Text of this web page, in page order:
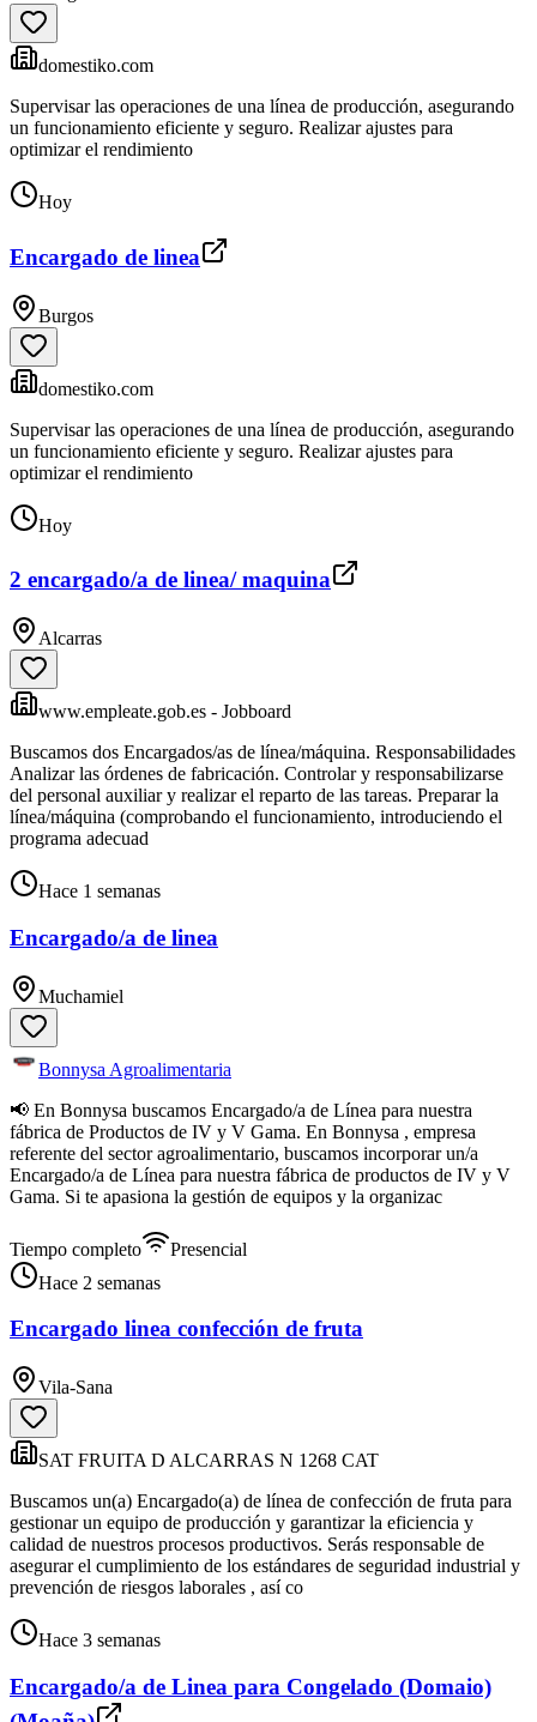
domestiko.com
Supervisar las operaciones de una línea de producción, asegurando
un funcionamiento eficiente y seguro. Realizar ajustes para
optimizar el rendimiento
Hoy
Encargado de linea
Burgos
domestiko.com
Supervisar las operaciones de una línea de producción, asegurando
un funcionamiento eficiente y seguro. Realizar ajustes para
optimizar el rendimiento
Hoy
2 encargado/a de linea/ maquina
Alcarras
www.empleate.gob.es - Jobboard
Buscamos dos Encargados/as de línea/máquina. Responsabilidades
Analizar las órdenes de fabricación. Controlar y responsabilizarse
del personal auxiliar y realizar el reparto de las tareas. Preparar la
línea/máquina (comprobando el funcionamiento, introduciendo el
programa adecuad
Hace 1 semanas
Encargado/a de linea
Muchamiel
Bonnysa Agroalimentaria
📢 En Bonnysa buscamos Encargado/a de Línea para nuestra
fábrica de Productos de IV y V Gama. En Bonnysa , empresa
referente del sector agroalimentario, buscamos incorporar un/a
Encargado/a de Línea para nuestra fábrica de productos de IV y V
Gama. Si te apasiona la gestión de equipos y la organizac
Tiempo completo
Presencial
Hace 2 semanas
Encargado linea confección de fruta
Vila-Sana
SAT FRUITA D ALCARRAS N 1268 CAT
Buscamos un(a) Encargado(a) de línea de confección de fruta para
gestionar un equipo de producción y garantizar la eficiencia y
calidad de nuestros procesos productivos. Serás responsable de
asegurar el cumplimiento de los estándares de seguridad industrial y
prevención de riesgos laborales , así co
Hace 3 semanas
Encargado/a de Linea para Congelado (Domaio)